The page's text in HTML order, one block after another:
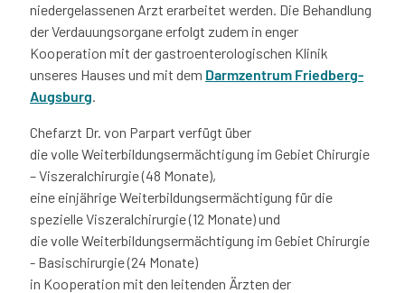
niedergelassenen Arzt erarbeitet werden. Die Behandlung
der Verdauungsorgane erfolgt zudem in enger
Kooperation mit der gastroenterologischen Klinik
unseres Hauses und mit dem Darmzentrum Friedberg-
Augsburg.
Chefarzt Dr. von Parpart verfügt über
die volle Weiterbildungsermächtigung im Gebiet Chirurgie
– Viszeralchirurgie (48 Monate),
eine einjährige Weiterbildungsermächtigung für die
spezielle Viszeralchirurgie (12 Monate) und
die volle Weiterbildungsermächtigung im Gebiet Chirurgie
- Basischirurgie (24 Monate)
in Kooperation mit den leitenden Ärzten der